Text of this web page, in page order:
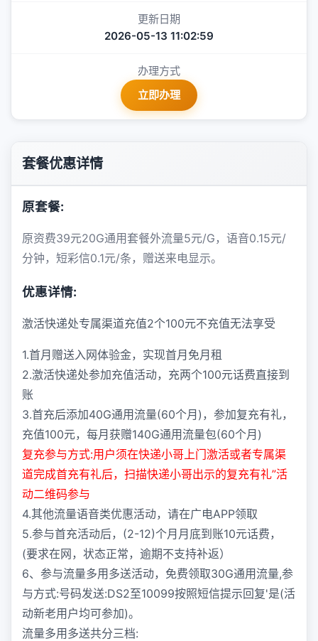
更新日期
2026-05-13 11:02:59
办理方式
立即办理
套餐优惠详情
原套餐:
原资费39元20G通用套餐外流量5元/G，语音0.15元/
分钟，短彩信0.1元/条，赠送来电显示。
优惠详情:
激活快递处专属渠道充值2个100元不充值无法享受
1.首月赠送入网体验金，实现首月免月租
2.激活快递处参加充值活动，充两个100元话费直接到
账
3.首充后添加40G通用流量(60个月)，参加复充有礼，
充值100元，每月获赠140G通用流量包(60个月)
复充参与方式:用户须在快递小哥上门激活或者专属渠
道完成首充有礼后，扫描快递小哥出示的复充有礼”活
动二维码参与
4.其他流量语音类优惠活动，请在广电APP领取
5.参与首充活动后，(2-12)个月月底到账10元话费，
(要求在网，状态正常，逾期不支持补返）
6、参与流量多用多送活动，免费领取30G通用流量,参
与方式:号码发送:DS2至10099按照短信提示回复'是(活
动新老用户均可参加)。
流量多用多送共分三档: